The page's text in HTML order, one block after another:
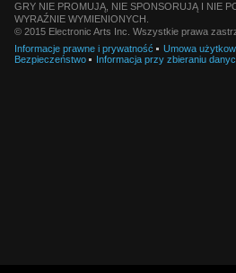
GRY NIE PROMUJĄ, NIE SPONSORUJĄ I NIE
WYRAŹNIE WYMIENIONYCH.
© 2015 Electronic Arts Inc. Wszystkie prawa
Informacje prawne i prywatność
Umowa
Bezpieczeństwo
Informacja przy zbieraniu